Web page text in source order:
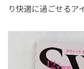
り快適に過ごせるア